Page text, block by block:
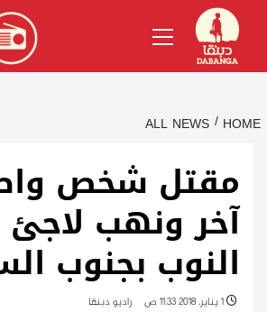
content
الإنجليزية)
Menu
HOME
ALL NEWS
مقتل شخص
آخر ونهب لاجئ
النوب بجنوب
راديو دبنقا